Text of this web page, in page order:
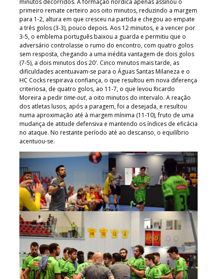
minutos decorridos. A formação nórdica apenas assinou o
primeiro remate certeiro aos oito minutos, reduzindo a margem
para 1-2, altura em que cresceu na partida e chegou ao empate
a três golos (3-3), pouco depois. Aos 12 minutos, e a vencer por
3-5, o emblema português baixou a guarda e permitiu que o
adversário controlasse o rumo do encontro, com quatro golos
sem resposta, chegando a uma inédita vantagem de dois golos
(7-5), a dois minutos dos 20′. Cinco minutos mais tarde, as
dificuldades acentuavam-se para o Águas Santas Milaneza e o
HC Cocks respirava confiança, o que resultou em nova diferença
criteriosa, de quatro golos, ao 11-7, o que levou Ricardo
Moreira a pedirtime-out, a oito minutos do intervalo. A reação
dos atletas lusos, após a paragem, foi a desejada, e resultou
numa aproximação até à margem mínima (11-10), fruto de uma
mudança de atitude defensiva e mantendo os índices de eficácia
no ataque. No restante período até ao descanso, o equilíbrio
acentuou-se.